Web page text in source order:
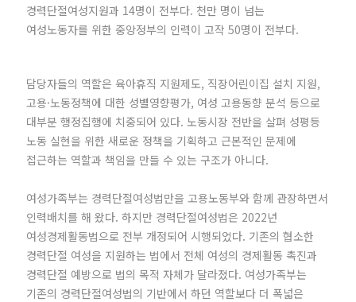
경력단절여성지원과 14명이 전부다. 천만 명이 넘는
여성노동자를 위한 중앙정부의 인력이 고작 50명이 전부다.
담당자들의 역할은 육아휴직 지원제도, 직장어린이집 설치 지원,
고용·노동정책에 대한 성별영향평가, 여성 고용동향 분석 등으로
대부분 행정집행에 치중되어 있다. 노동시장 전반을 살펴 성평등
노동 실현을 위한 새로운 정책을 기획하고 근본적인 문제에
접근하는 역할과 책임을 만들 수 있는 구조가 아니다.
여성가족부는 경력단절여성법만을 고용노동부와 함께 관장하면서
인력배치를 해 왔다. 하지만 경력단절여성법은 2022년
여성경제활동법으로 전부 개정되어 시행되었다. 기존의 협소한
경력단절 여성을 지원하는 법에서 전체 여성의 경제활동 촉진과
경력단절 예방으로 법의 목적 자체가 달라졌다. 여성가족부는
기존의 경력단절여성법의 기반에서 하던 역할보다 더 폭넓은